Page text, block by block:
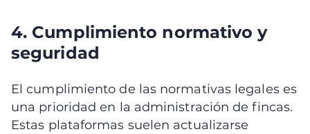
4. Cumplimiento normativo y
seguridad
El cumplimiento de las normativas legales es
una prioridad en la administración de fincas.
Estas plataformas suelen actualizarse